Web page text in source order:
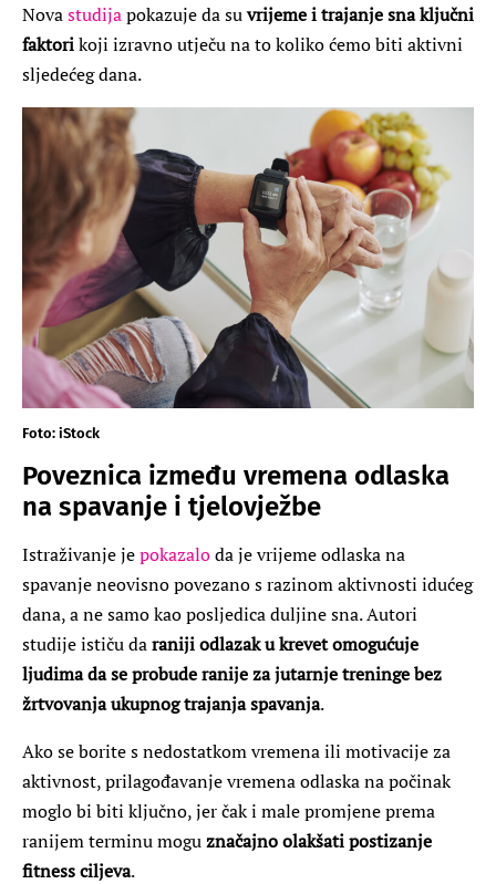
Novastudijapokazuje da suvrijeme i trajanje sna ključni
faktorikoji izravno utječu na to koliko ćemo biti aktivni
sljedećeg dana.
Foto: iStock
Poveznica između vremena odlaska
na spavanje i tjelovježbe
Istraživanje jepokazaloda je vrijeme odlaska na
spavanje neovisno povezano s razinom aktivnosti idućeg
dana, a ne samo kao posljedica duljine sna. Autori
studije ističu daraniji odlazak u krevet omogućuje
ljudima da se probude ranije za jutarnje treninge bez
žrtvovanja ukupnog trajanja spavanja.
Ako se borite s nedostatkom vremena ili motivacije za
aktivnost, prilagođavanje vremena odlaska na počinak
moglo bi biti ključno, jer čak i male promjene prema
ranijem terminu moguznačajno olakšati postizanje
fitness ciljeva.